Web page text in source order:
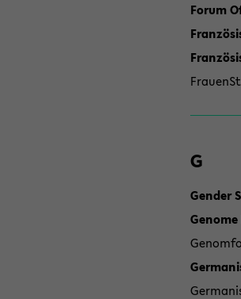
Forum
G
Gender
Genome